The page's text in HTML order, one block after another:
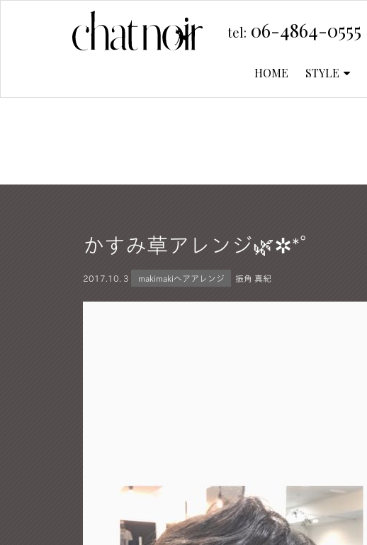
tel: 06-4864-0555
HOME STYLE
かすみ草アレンジ🌿✲*ﾟ
2017. 10. 3 makimakiヘアアレンジ 振角 真紀